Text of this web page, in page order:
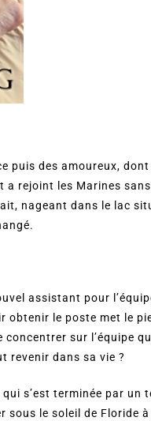
puis des amoureux,
rejoint les Marines
nageant dans le lac
assistant pour
obtenir le poste met le
sur l’équipe
revenir dans sa vie ?
s’est terminée par
sous le soleil de Floride